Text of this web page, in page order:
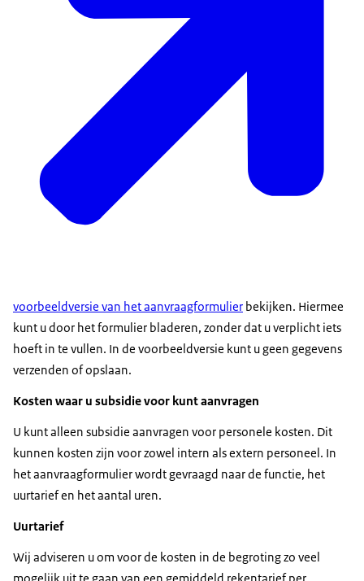
voorbeeldversie van het aanvraagformulier bekijken. Hiermee
kunt u door het formulier bladeren, zonder dat u verplicht iets
hoeft in te vullen. In de voorbeeldversie kunt u geen gegevens
verzenden of opslaan.
Kosten waar u subsidie voor kunt aanvragen
U kunt alleen subsidie aanvragen voor personele kosten. Dit
kunnen kosten zijn voor zowel intern als extern personeel. In
het aanvraagformulier wordt gevraagd naar de functie, het
uurtarief en het aantal uren.
Uurtarief
Wij adviseren u om voor de kosten in de begroting zo veel
mogelijk uit te gaan van een gemiddeld rekentarief per